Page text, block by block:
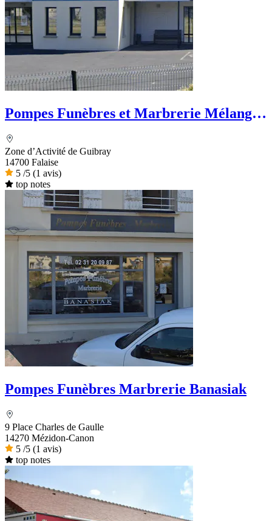
Pompes Funèbres et Marbrerie Mélanger
Zone d’Activité de Guibray
14700 Falaise
5 /5 (1 avis)
top notes
Pompes Funèbres Marbrerie Banasiak
9 Place Charles de Gaulle
14270 Mézidon-Canon
5 /5 (1 avis)
top notes